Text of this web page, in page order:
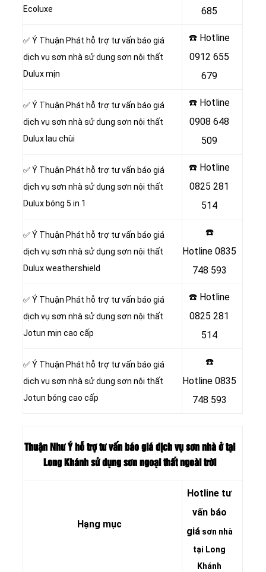
Ecoluxe 685
✅ Ý Thuận Phát hỗ trợ tư vấn báo giá
dịch vụ sơn nhà sử dụng sơn nội thất
Dulux mịn
☎️ Hotline
0912 655
679
✅ Ý Thuận Phát hỗ trợ tư vấn báo giá
dịch vụ sơn nhà sử dụng sơn nội thất
Dulux lau chùi
☎️ Hotline
0908 648
509
✅ Ý Thuận Phát hỗ trợ tư vấn báo giá
dịch vụ sơn nhà sử dụng sơn nội thất
Dulux bóng 5 in 1
☎️ Hotline
0825 281
514
✅ Ý Thuận Phát hỗ trợ tư vấn báo giá
dịch vụ sơn nhà sử dụng sơn nội thất
Dulux weathershield
☎️
Hotline 0835
748 593
✅ Ý Thuận Phát hỗ trợ tư vấn báo giá
dịch vụ sơn nhà sử dụng sơn nội thất
Jotun mịn cao cấp
☎️ Hotline
0825 281
514
✅ Ý Thuận Phát hỗ trợ tư vấn báo giá
dịch vụ sơn nhà sử dụng sơn nội thất
Jotun bóng cao cấp
☎️
Hotline 0835
748 593
Thuận Như Ý hỗ trợ tư vấn báo giá dịch vụ sơn nhà ở tại
Long Khánh sử dụng sơn ngoại thất ngoài trời
Hạng mục
Hotline tư
vấn báo
giásơn nhà
tại Long
Khánh